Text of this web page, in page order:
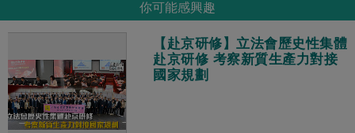
你可能感興趣
【赴京研修】立法會歷史性集體
赴京研修 考察新質生產力對接
國家規劃